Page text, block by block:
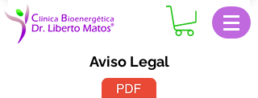
Aviso Legal